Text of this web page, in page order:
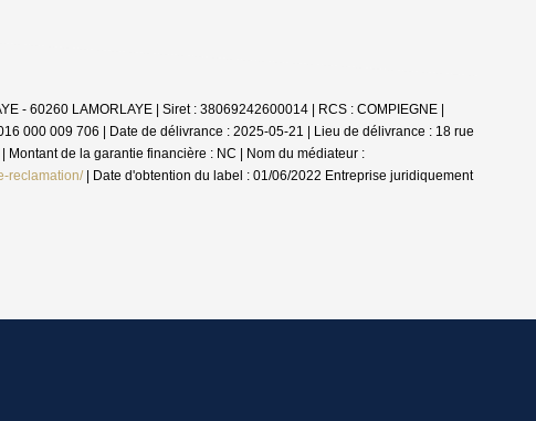
- 60260 LAMORLAYE | Siret : 38069242600014 | RCS : COMPIEGNE |
000 009 706 | Date de délivrance : 2025-05-21 | Lieu de délivrance : 18 rue
de la garantie financière : NC | Nom du médiateur :
reclamation/| Date d'obtention du label : 01/06/2022 Entreprise juridiquement